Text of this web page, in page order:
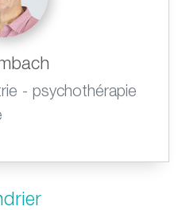
- psychothérapie